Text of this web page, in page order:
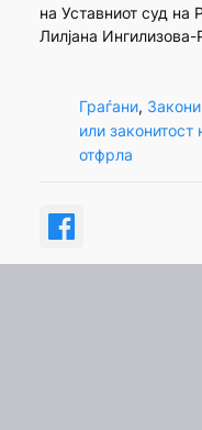
на Уставниот суд на
Лилјана Ингилизова-
Граѓани, Закони
или законитост
отфрла